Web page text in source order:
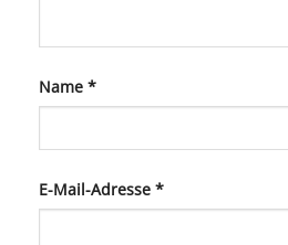
Name *
E-Mail-Adresse *